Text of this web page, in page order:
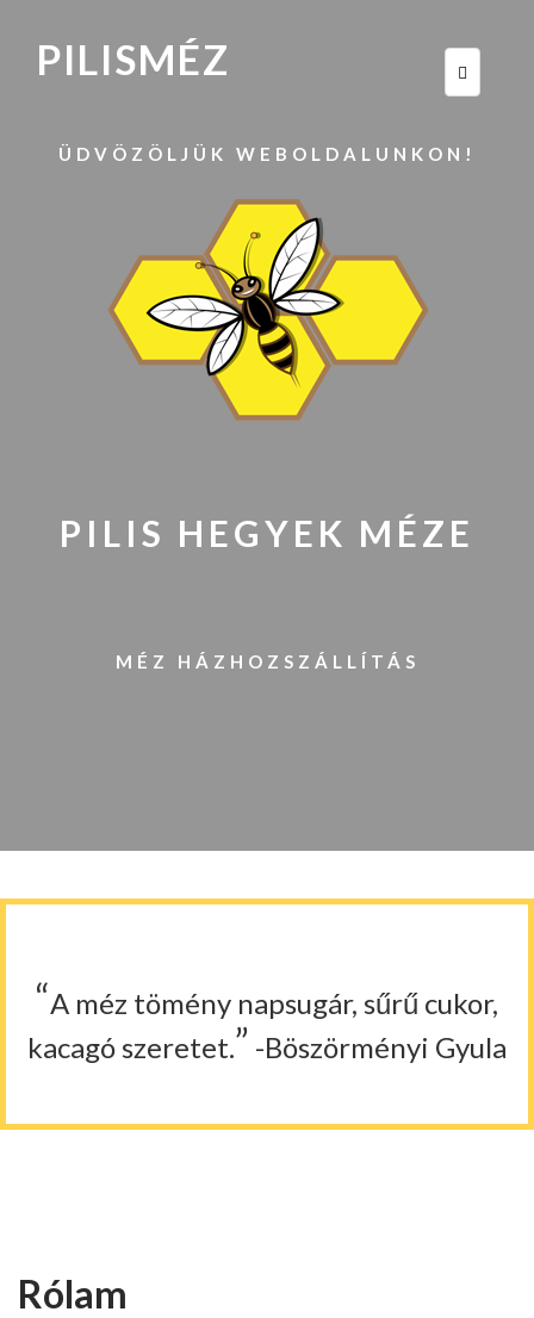
PILISMÉZ
ÜDVÖZÖLJÜK WEBOLDALUNKON!
PILIS HEGYEK MÉZE
MÉZ HÁZHOZSZÁLLÍTÁS
“A méz tömény napsugár, sűrű cukor,
kacagó szeretet.” -Böszörményi Gyula
Rólam